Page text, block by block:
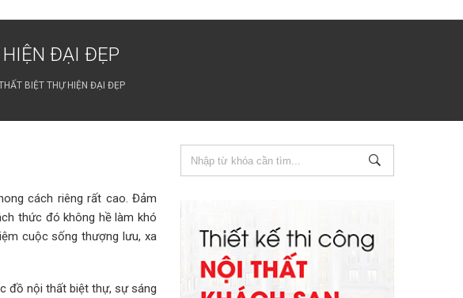
ĐẠI ĐẸP
BIỆT THỰ HIỆN ĐẠI ĐẸP
cách riêng rất cao. Đảm
thức đó không hề làm khó
cuộc sống thượng lưu, xa
đồ nội thất biệt thự, sự sáng